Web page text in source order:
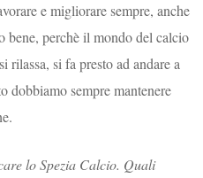
e migliorare sempre, anche
bene, perchè il mondo del calcio
rilassa, si fa presto ad andare a
dobbiamo sempre mantenere
lo Spezia Calcio. Quali